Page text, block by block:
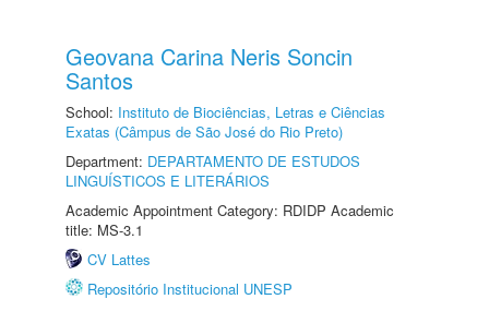
Geovana Carina Neris Soncin
Santos
School: Instituto de Biociências, Letras e Ciências
Exatas (Câmpus de São José do Rio Preto)
Department: DEPARTAMENTO DE ESTUDOS
LINGUÍSTICOS E LITERÁRIOS
Academic Appointment Category: RDIDP Academic
title: MS-3.1
CV Lattes
Repositório Institucional UNESP